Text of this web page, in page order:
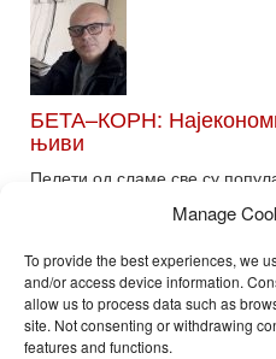
Manage
To provide the best experiences, we
and/or access device information.
allow us to process data such as
site. Not consenting or withdrawing
features and functions.
БЕТА–КОРН:
њиви
Пелети од сламе све су
потрошачима. Главне